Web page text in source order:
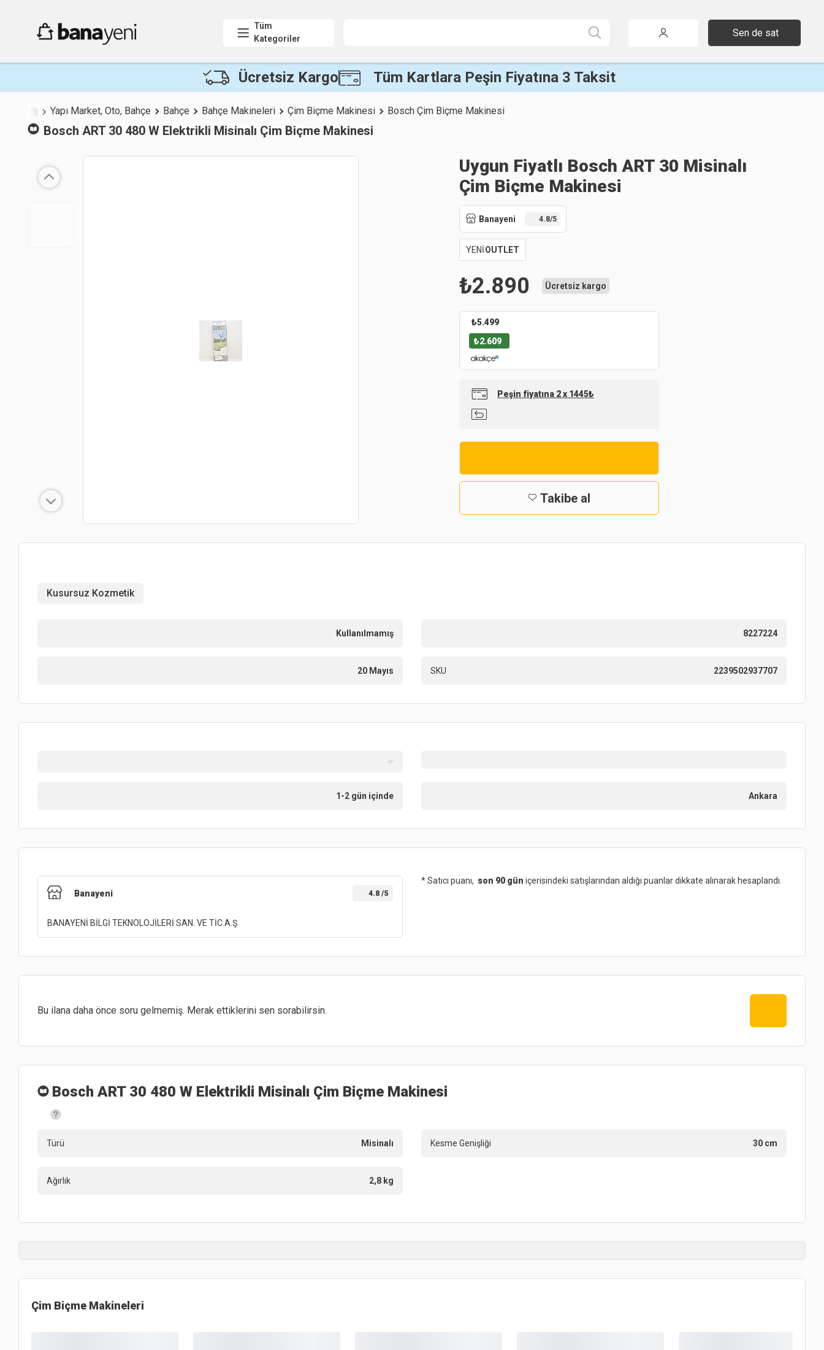
Tüm
Kategoriler
Sen de sat
Ücretsiz Kargo Tüm Kartlara Peşin Fiyatına 3 Taksit
Yapı Market, Oto, Bahçe Bahçe Bahçe Makineleri Çim Biçme Makinesi Bosch Çim Biçme Makinesi
Bosch ART 30 480 W Elektrikli Misinalı Çim Biçme Makinesi
Uygun Fiyatlı Bosch ART 30 Misinalı
Çim Biçme Makinesi
Banayeni 4.8/5
YENİOUTLET
₺2.890 Ücretsiz kargo
₺5.499
₺2.609
Peşin fiyatına 2 x 1445₺
Takibe al
Kusursuz Kozmetik
Kullanılmamış 8227224
20 Mayıs SKU 2239502937707
1-2 gün içinde Ankara
Banayeni 4.8 /5
BANAYENİ BİLGİ TEKNOLOJİLERİ SAN. VE TİC.A.Ş.
* Satıcı puanı, son 90 gün içerisindeki satışlarından aldığı puanlar dikkate alınarak hesaplandı.
Bu ilana daha önce soru gelmemiş. Merak ettiklerini sen sorabilirsin.
Bosch ART 30 480 W Elektrikli Misinalı Çim Biçme Makinesi
Türü Misinalı Kesme Genişliği 30 cm
Ağırlık 2,8 kg
Çim Biçme Makineleri